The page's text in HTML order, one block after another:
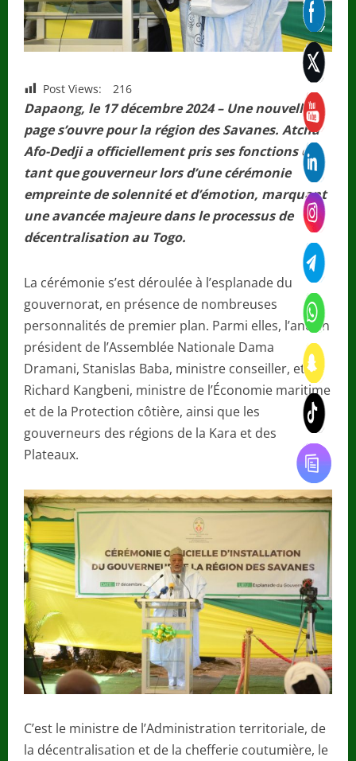
Post Views: 216
Dapaong, le 17 décembre 2024 – Une nouvelle
page s’ouvre pour la région des Savanes. Atcha
Afo-Dedji a officiellement pris ses fonctions en
tant que gouverneur lors d’une cérémonie
empreinte de solennité et d’émotion, marquant
une avancée majeure dans le processus de
décentralisation au Togo.
La cérémonie s’est déroulée à l’esplanade du
gouvernorat, en présence de nombreuses
personnalités de premier plan. Parmi elles, l’ancien
président de l’Assemblée Nationale Dama
Dramani, Stanislas Baba, ministre conseiller, et
Richard Kangbeni, ministre de l’Économie maritime
et de la Protection côtière, ainsi que les
gouverneurs des régions de la Kara et des
Plateaux.
C’est le ministre de l’Administration territoriale, de
la décentralisation et de la chefferie coutumière, le